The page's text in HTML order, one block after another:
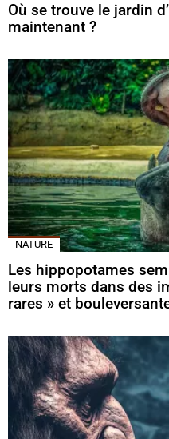
Où se trouve le jardin
maintenant ?
NATURE
Les hippopotames
leurs morts dans des
rares » et